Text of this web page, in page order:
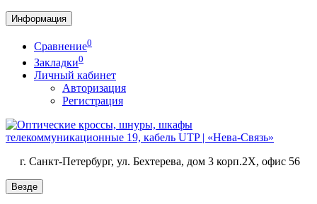
Информация
Сравнение0
Закладки0
Личный кабинет
Авторизация
Регистрация
г. Санкт-Петербург, ул. Бехтерева, дом 3 корп.2X, офис 56
Везде